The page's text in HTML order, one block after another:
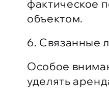
фактическое
объектом.
6. Связанные
Особое
уделять